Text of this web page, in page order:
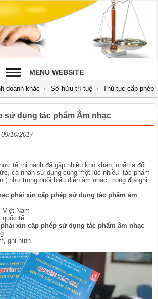
MENU WEBSITE
doanh khác Sở hữu trí tuệ Thủ tục cấp phép
sử dụng tác phẩm Âm nhạc
10/2017
tế thi hành đã gặp nhiều khó khăn, nhất là đối
cá nhân sử dụng cùng một lúc nhiều tác phẩm
( như trong buổi biểu diễn âm nhạc, trong đĩa ghi
phải xin cấp phép sử dụng tác phẩm âm
Việt Nam
quốc tế
xin cấp phép sử dụng tác phẩm âm nhạc
ghi hình